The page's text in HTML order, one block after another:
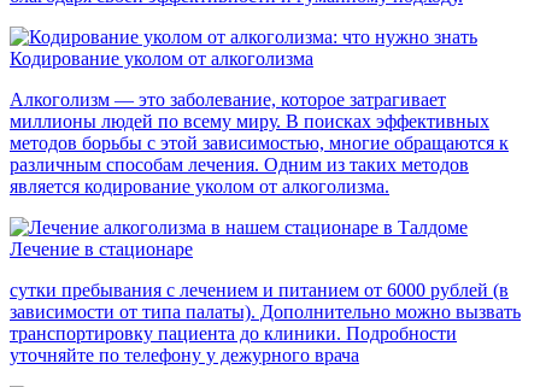
Кодирование уколом от алкоголизма
Алкоголизм — это заболевание, которое затрагивает
миллионы людей по всему миру. В поисках эффективных
методов борьбы с этой зависимостью, многие обращаются к
различным способам лечения. Одним из таких методов
является кодирование уколом от алкоголизма.
Лечение в стационаре
сутки пребывания с лечением и питанием от 6000 рублей (в
зависимости от типа палаты). Дополнительно можно вызвать
транспортировку пациента до клиники. Подробности
уточняйте по телефону у дежурного врача